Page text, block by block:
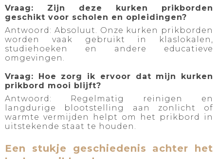
Vraag: Zijn deze kurken prikborden
geschikt voor scholen en opleidingen?
Antwoord: Absoluut. Onze kurken prikborden
worden vaak gebruikt in klaslokalen,
studiehoeken en andere educatieve
omgevingen.
Vraag: Hoe zorg ik ervoor dat mijn kurken
prikbord mooi blijft?
Antwoord: Regelmatig reinigen en
langdurige blootstelling aan zonlicht of
warmte vermijden helpt om het prikbord in
uitstekende staat te houden.
Een stukje geschiedenis achter het